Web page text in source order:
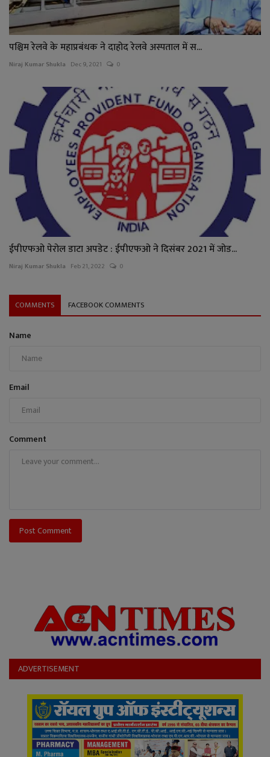
पश्चिम रेलवे के महाप्रबंधक ने दाहोद रेलवे अस्पताल में स...
Niraj Kumar Shukla Dec 9, 2021 0
ईपीएफओ पेरोल डाटा अपडेट : ईपीएफओ ने दिसंबर 2021 में जोड...
Niraj Kumar Shukla Feb 21, 2022 0
COMMENTS FACEBOOK COMMENTS
Name
Email
Comment
Post Comment
ADVERTISEMENT